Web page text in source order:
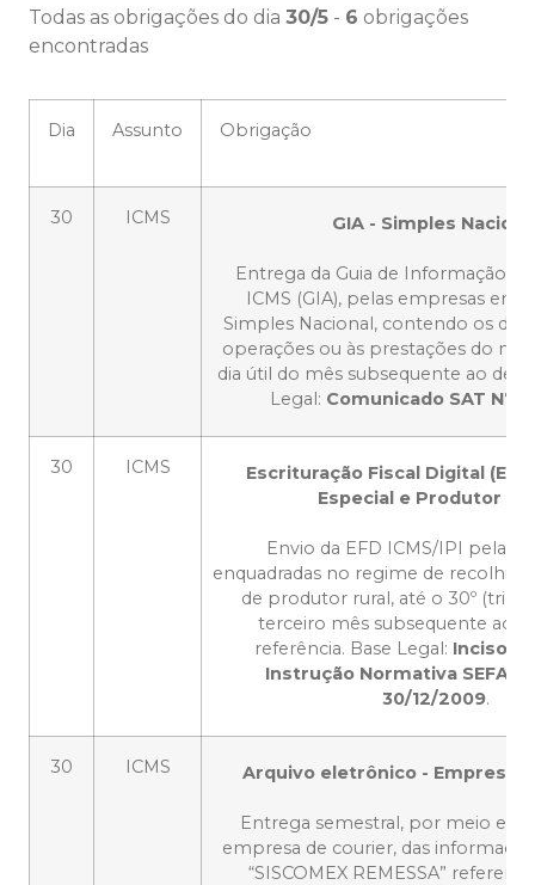
Todas as obrigações do dia 30/5 - 6 obrigações
encontradas
Dia Assunto Obrigação
30 ICMS GIA - Simples
Entrega da Guia de Informação e
ICMS (GIA), pelas empresas
Simples Nacional, contendo os
operações ou às prestações do
dia útil do mês subsequente ao de
Legal: Comunicado SAT Nº
30 ICMS
Escrituração Fiscal Digital
Especial e Produtor
Envio da EFD ICMS/IPI pelas
enquadradas no regime de
de produtor rural, até o 30º
terceiro mês subsequente ao
referência. Base Legal: Inciso II,
Instrução Normativa SEFAZ
30/12/2009.
30 ICMS Arquivo eletrônico - Empresas
Entrega semestral, por meio
empresa de courier, das
“SISCOMEX REMESSA”